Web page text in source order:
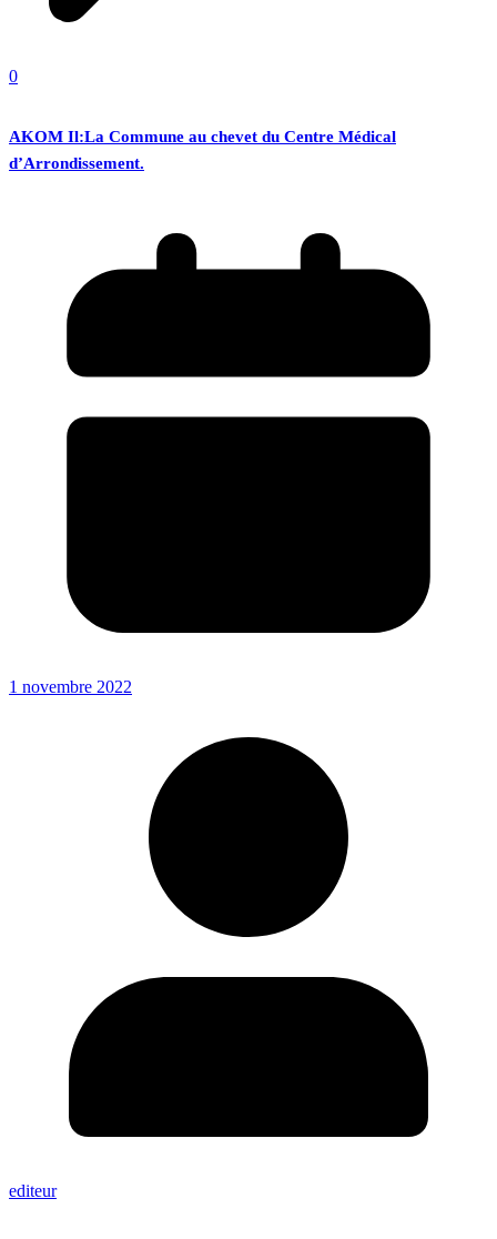
0
AKOM Il:La Commune au chevet du Centre Médical
d’Arrondissement.
1 novembre 2022
editeur